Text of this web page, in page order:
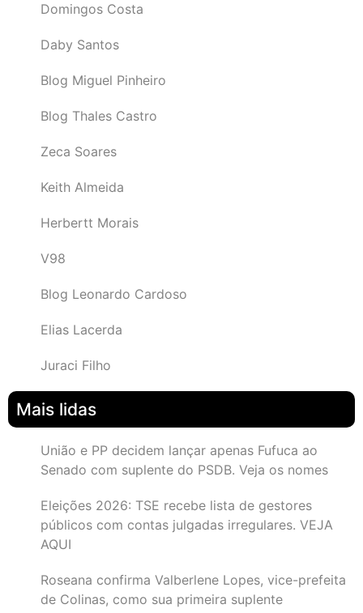
Domingos Costa
Daby Santos
Blog Miguel Pinheiro
Blog Thales Castro
Zeca Soares
Keith Almeida
Herbertt Morais
V98
Blog Leonardo Cardoso
Elias Lacerda
Juraci Filho
Mais lidas
União e PP decidem lançar apenas Fufuca ao
Senado com suplente do PSDB. Veja os nomes
Eleições 2026: TSE recebe lista de gestores
públicos com contas julgadas irregulares. VEJA
AQUI
Roseana confirma Valberlene Lopes, vice-prefeita
de Colinas, como sua primeira suplente